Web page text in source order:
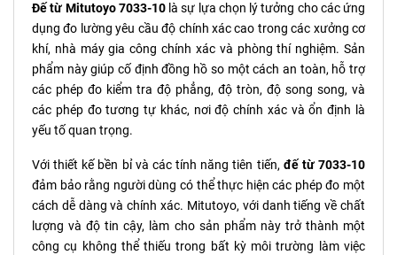
Đế từ Mitutoyo 7033-10 là sự lựa chọn lý tưởng cho các ứng
dụng đo lường yêu cầu độ chính xác cao trong các xưởng cơ
khí, nhà máy gia công chính xác và phòng thí nghiệm. Sản
phẩm này giúp cố định đồng hồ so một cách an toàn, hỗ trợ
các phép đo kiểm tra độ phẳng, độ tròn, độ song song, và
các phép đo tương tự khác, nơi độ chính xác và ổn định là
yếu tố quan trọng.
Với thiết kế bền bỉ và các tính năng tiên tiến, đế từ 7033-10
đảm bảo rằng người dùng có thể thực hiện các phép đo một
cách dễ dàng và chính xác. Mitutoyo, với danh tiếng về chất
lượng và độ tin cậy, làm cho sản phẩm này trở thành một
công cụ không thể thiếu trong bất kỳ môi trường làm việc